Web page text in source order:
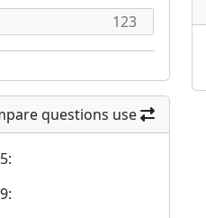
questions use